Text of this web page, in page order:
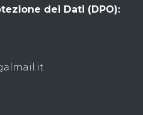
dei Dati (DPO):